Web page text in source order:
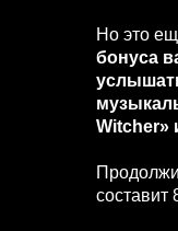
Но это
бонуса
Witcher»
составит